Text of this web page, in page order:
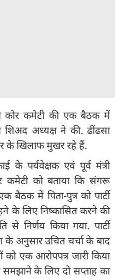
कोर कमेटी की एक बैठक में
शिअद अध्यक्ष ने की. ढींढसा
के खिलाफ मुखर रहे हैं.
पर्यवेक्षक एवं पूर्व मंत्री
कमेटी को बताया कि संगरू
बैठक में पिता-पुत्र को पार्टी
के लिए निष्कासित करने की
से निर्णय किया गया. पार्टी
के अनुसार उचित चर्चा के बाद
को एक आरोपपत्र जारी किया
के लिए दो सप्ताह का